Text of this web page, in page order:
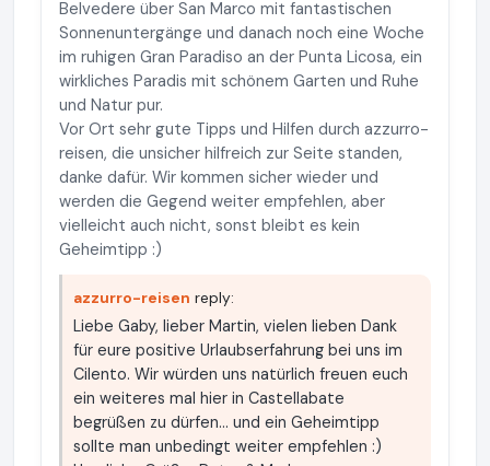
Belvedere über San Marco mit fantastischen
Sonnenuntergänge und danach noch eine Woche
im ruhigen Gran Paradiso an der Punta Licosa, ein
wirkliches Paradis mit schönem Garten und Ruhe
und Natur pur.
Vor Ort sehr gute Tipps und Hilfen durch azzurro-
reisen, die unsicher hilfreich zur Seite standen,
danke dafür. Wir kommen sicher wieder und
werden die Gegend weiter empfehlen, aber
vielleicht auch nicht, sonst bleibt es kein
Geheimtipp :)
azzurro-reisen reply:
Liebe Gaby, lieber Martin, vielen lieben Dank
für eure positive Urlaubserfahrung bei uns im
Cilento. Wir würden uns natürlich freuen euch
ein weiteres mal hier in Castellabate
begrüßen zu dürfen... und ein Geheimtipp
sollte man unbedingt weiter empfehlen :)